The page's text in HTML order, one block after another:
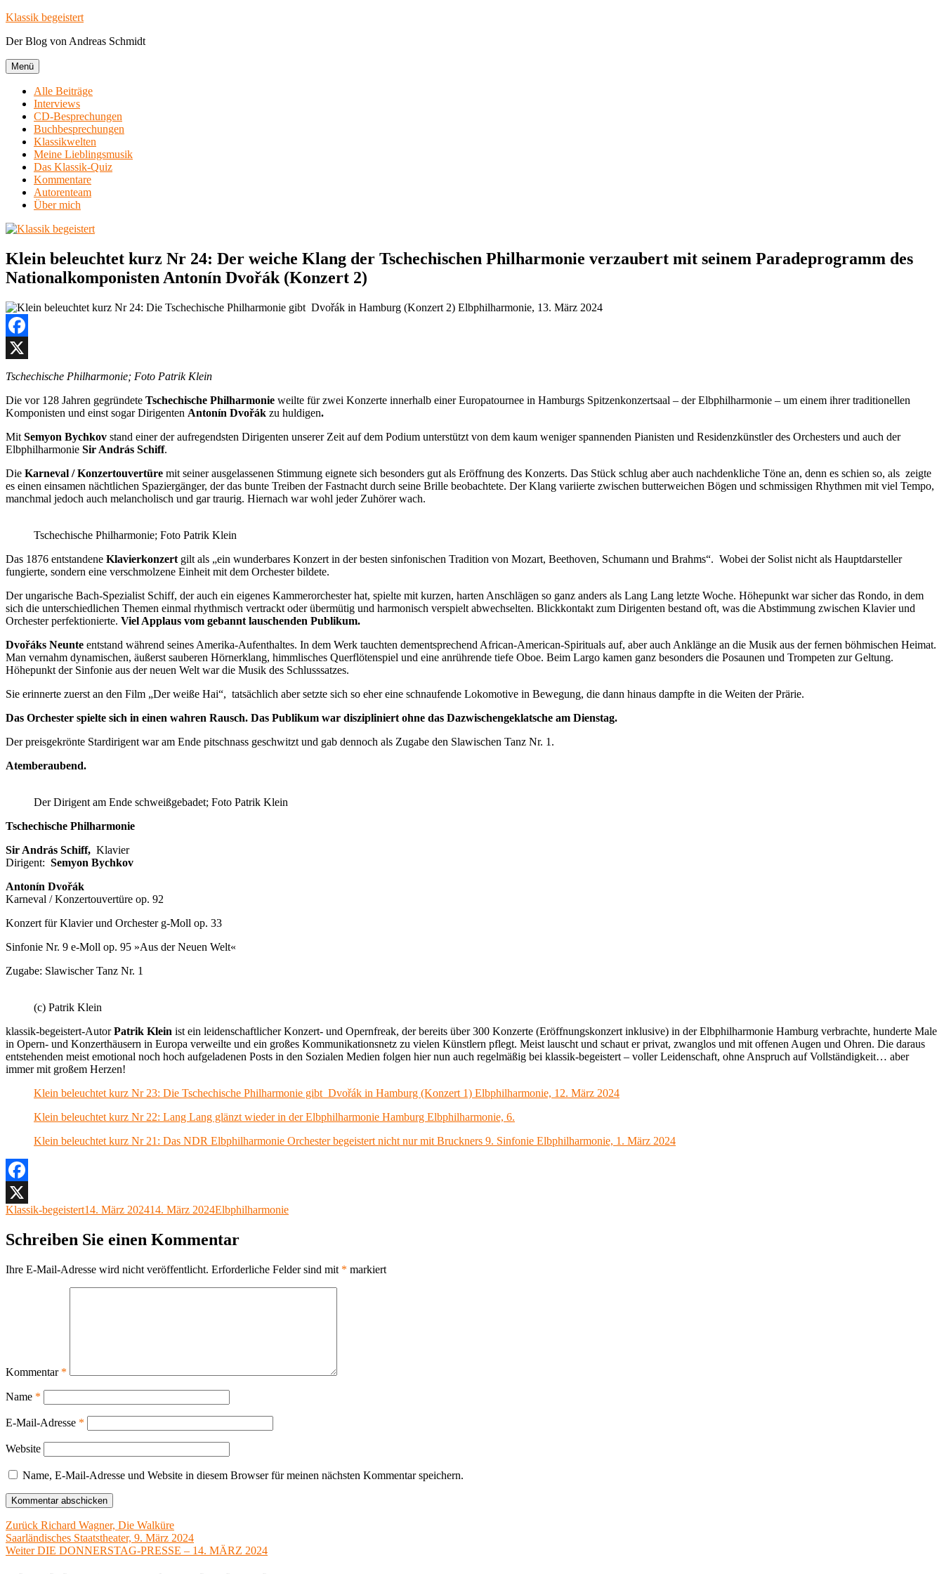
Zum
springen
Klassik begeistert
Der Blog von Andreas Schmidt
Menü
Alle Beiträge
Interviews
CD-Besprechungen
Buchbesprechungen
Klassikwelten
Meine Lieblingsmusik
Das Klassik-Quiz
Kommentare
Autorenteam
Über mich
Klein beleuchtet kurz Nr 24: Der weiche Klang der Tschechischen Philharmonie verzaubert mit seinem Paradeprogramm des
Nationalkomponisten Antonín Dvořák (Konzert 2)
Facebook
X
Tschechische Philharmonie; Foto Patrik Klein
Die vor 128 Jahren gegründete Tschechische Philharmonie weilte für zwei Konzerte innerhalb einer Europatournee in Hamburgs Spitzenkonzertsaal – der Elbphilharmonie – um einem ihrer traditionellen
Komponisten und einst sogar Dirigenten Antonín Dvořák zu huldigen.
Mit Semyon Bychkov stand einer der aufregendsten Dirigenten unserer Zeit auf dem Podium unterstützt von dem kaum weniger spannenden Pianisten und Residenzkünstler des Orchesters und auch der
Elbphilharmonie Sir András Schiff.
Die Karneval / Konzertouvertüre mit seiner ausgelassenen Stimmung eignete sich besonders gut als Eröffnung des Konzerts. Das Stück schlug aber auch nachdenkliche Töne an, denn es schien so, als zeigte
es einen einsamen nächtlichen Spaziergänger, der das bunte Treiben der Fastnacht durch seine Brille beobachtete. Der Klang variierte zwischen butterweichen Bögen und schmissigen Rhythmen mit viel Tempo,
manchmal jedoch auch melancholisch und gar traurig. Hiernach war wohl jeder Zuhörer wach.
Tschechische Philharmonie; Foto Patrik Klein
Das 1876 entstandene Klavierkonzert gilt als „ein wunderbares Konzert in der besten sinfonischen Tradition von Mozart, Beethoven, Schumann und Brahms“. Wobei der Solist nicht als Hauptdarsteller
fungierte, sondern eine verschmolzene Einheit mit dem Orchester bildete.
Der ungarische Bach-Spezialist Schiff, der auch ein eigenes Kammerorchester hat, spielte mit kurzen, harten Anschlägen so ganz anders als Lang Lang letzte Woche. Höhepunkt war sicher das Rondo, in dem
sich die unterschiedlichen Themen einmal rhythmisch vertrackt oder übermütig und harmonisch verspielt abwechselten. Blickkontakt zum Dirigenten bestand oft, was die Abstimmung zwischen Klavier und
Orchester perfektionierte. Viel Applaus vom gebannt lauschenden Publikum.
Dvořáks Neunte entstand während seines Amerika-Aufenthaltes. In dem Werk tauchten dementsprechend African-American-Spirituals auf, aber auch Anklänge an die Musik aus der fernen böhmischen Heimat.
Man vernahm dynamischen, äußerst sauberen Hörnerklang, himmlisches Querflötenspiel und eine anrührende tiefe Oboe. Beim Largo kamen ganz besonders die Posaunen und Trompeten zur Geltung.
Höhepunkt der Sinfonie aus der neuen Welt war die Musik des Schlusssatzes.
Sie erinnerte zuerst an den Film „Der weiße Hai“, tatsächlich aber setzte sich so eher eine schnaufende Lokomotive in Bewegung, die dann hinaus dampfte in die Weiten der Prärie.
Das Orchester spielte sich in einen wahren Rausch. Das Publikum war diszipliniert ohne das Dazwischengeklatsche am Dienstag.
Der preisgekrönte Stardirigent war am Ende pitschnass geschwitzt und gab dennoch als Zugabe den Slawischen Tanz Nr. 1.
Atemberaubend.
Der Dirigent am Ende schweißgebadet; Foto Patrik Klein
Tschechische Philharmonie
Sir András Schiff, Klavier
Dirigent: Semyon Bychkov
Antonín Dvořák
Karneval / Konzertouvertüre op. 92
Konzert für Klavier und Orchester g-Moll op. 33
Sinfonie Nr. 9 e-Moll op. 95 »Aus der Neuen Welt«
Zugabe: Slawischer Tanz Nr. 1
(c) Patrik Klein
klassik-begeistert-AutorPatrik Klein ist ein leidenschaftlicher Konzert- und Opernfreak, der bereits über 300 Konzerte (Eröffnungskonzert inklusive) in der Elbphilharmonie Hamburg verbrachte, hunderte Male
in Opern- und Konzerthäusern in Europa verweilte und ein großes Kommunikationsnetz zu vielen Künstlern pflegt. Meist lauscht und schaut er privat, zwanglos und mit offenen Augen und Ohren. Die daraus
entstehenden meist emotional noch hoch aufgeladenen Posts in den Sozialen Medien folgen hier nun auch regelmäßig bei klassik-begeistert – voller Leidenschaft, ohne Anspruch auf Vollständigkeit… aber
immer mit großem Herzen!
Klein beleuchtet kurz Nr 23: Die Tschechische Philharmonie gibt Dvořák in Hamburg (Konzert 1) Elbphilharmonie, 12. März 2024
Klein beleuchtet kurz Nr 22: Lang Lang glänzt wieder in der Elbphilharmonie Hamburg Elbphilharmonie, 6.
Klein beleuchtet kurz Nr 21: Das NDR Elbphilharmonie Orchester begeistert nicht nur mit Bruckners 9. Sinfonie Elbphilharmonie, 1. März 2024
Facebook
X
Autor
Klassik-begeistertVeröffentlicht
14. März 202414. März 2024Kategorien
Elbphilharmonie
Schreiben Sie einen Kommentar
Ihre E-Mail-Adresse wird nicht veröffentlicht. Erforderliche Felder sind mit * markiert
Kommentar *
Name *
E-Mail-Adresse *
Website
Name, E-Mail-Adresse und Website in diesem Browser für meinen nächsten Kommentar speichern.
Beitragsnavigation
Zurück Vorheriger
Beitrag:
Richard Wagner, Die Walküre
Saarländisches Staatstheater, 9. März 2024
Weiter Nächster
DIE DONNERSTAG-PRESSE – 14. MÄRZ 2024